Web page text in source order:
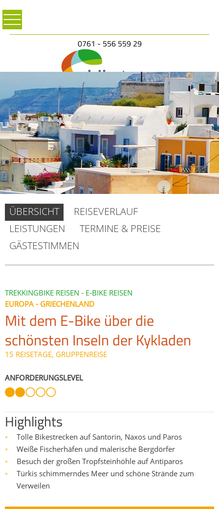
0761 - 556 559 29
ÜBERSICHT
REISEVERLAUF
LEISTUNGEN
TERMINE & PREISE
GÄSTESTIMMEN
TREKKINGBIKE REISEN - E-BIKE REISEN
EUROPA - GRIECHENLAND
Mit dem E-Bike über die
schönsten Inseln der Kykladen
15 REISETAGE, GRUPPENREISE
ANFORDERUNGSLEVEL
Highlights
○ Tolle Bikestrecken auf Santorin, Naxos und Paros
○ Weiße Fischerhäfen und malerische Bergdörfer
○ Besuch der großen Tropfsteinhöhle auf Antiparos
○
Türkis schimmerndes Meer und schöne Strände zum
Verweilen